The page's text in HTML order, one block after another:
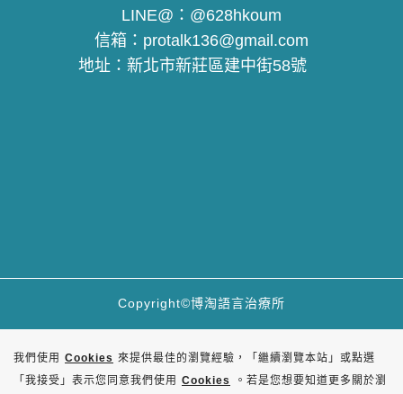
LINE@： @628hkoum
信箱： protalk136@gmail.com
地址： 新北市新莊區建中街58號
Copyright©博淘語言治療所
我們使用 Cookies 來提供最佳的瀏覽經驗，「繼續瀏覽本站」或點選
「我接受」表示您同意我們使用 Cookies 。若是您想要知道更多關於瀏